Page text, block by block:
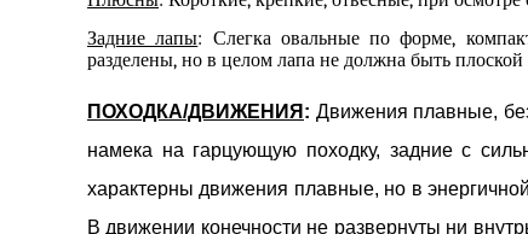
Задние лапы: Слегка овальныепо форме,
разделены, но в целом лапа не должна быть
ПОХОДКА/ДВИЖЕНИЯ : Движения плавные,
намека на гарцующую походку, задниес
характерны движения плавные, но в
В движении конечности не развернуты ни